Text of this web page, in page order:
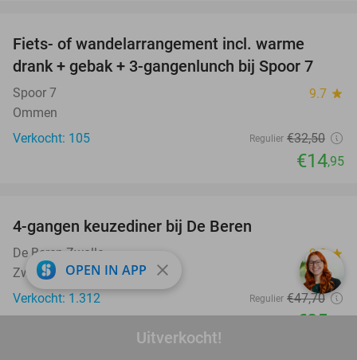
Uitverkocht!
Fiets- of wandelarrangement incl. warme
drank + gebak + 3-gangenlunch bij Spoor 7
Spoor 7 9.7 star
Ommen
Verkocht: 105
Regulier €32,50
€14,95
4-gangen keuzediner bij De Beren
De Beren Zwolle 9.2 star
Zwolle
Verkocht: 1.312
Regulier €47,70
€25
OPEN IN APP close